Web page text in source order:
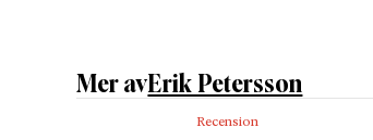
Mer avErik Petersson
Recension